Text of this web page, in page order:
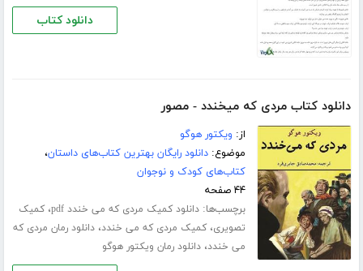
دانلود کتاب
دانلود کتاب مردی که میخندد - مصور
از: ویکتور هوگو
موضوع:دانلود رایگان بهترین کتاب‌های داستان،
کتاب‌های کودک و نوجوان
۴۴ صفحه
برچسب‌ها:دانلود کمیک مردی که می خندد pdf ،کمیک
تصویری،کمیک مردی که می خندد،دانلود رمان مردی که
می خندد،دانلود رمان ویکتور هوگو